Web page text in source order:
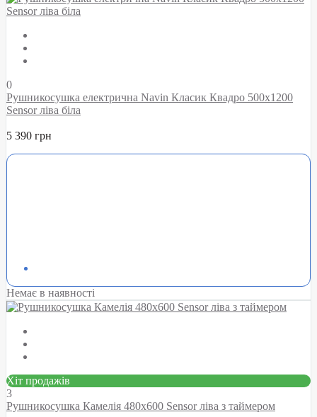
0
Рушникосушка електрична Navin Класик Квадро 500х1200
Sensor ліва біла
5 390 грн
Немає в наявності
Хіт продажів
3
Рушникосушка Камелія 480х600 Sensor ліва з таймером